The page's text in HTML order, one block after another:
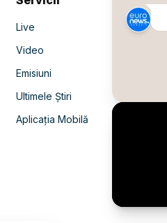
Live
Video
Emisiuni
Ultimele Știri
Aplicația Mobilă